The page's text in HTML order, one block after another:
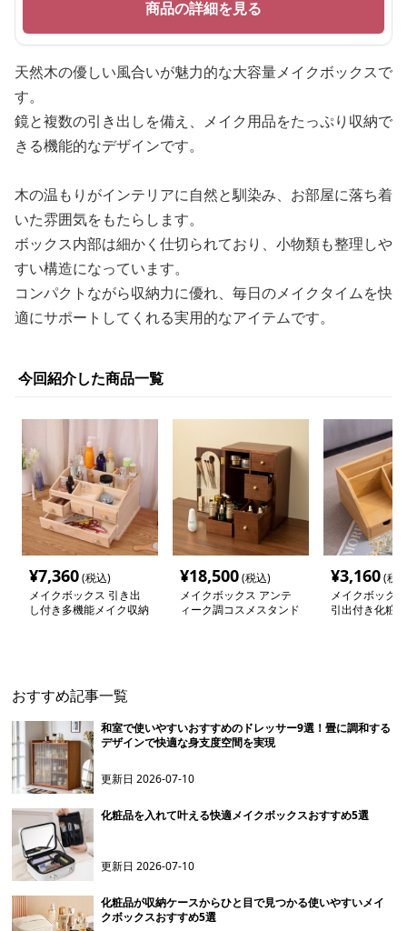
商品の詳細を見る
天然木の優しい風合いが魅力的な大容量メイクボックスで
す。
鏡と複数の引き出しを備え、メイク用品をたっぷり収納で
きる機能的なデザインです。
木の温もりがインテリアに自然と馴染み、お部屋に落ち着
いた雰囲気をもたらします。
ボックス内部は細かく仕切られており、小物類も整理しや
すい構造になっています。
コンパクトながら収納力に優れ、毎日のメイクタイムを快
適にサポートしてくれる実用的なアイテムです。
今回紹介した商品一覧
¥7,360(税込)
メイクボックス 引き出
し付き多機能メイク収納
¥18,500(税込)
メイクボックス アンテ
ィーク調コスメスタンド
¥3,160(税
メイクボック
引出付き化粧
おすすめ記事一覧
和室で使いやすいおすすめのドレッサー9選！畳に調和する
デザインで快適な身支度空間を実現
更新日2026-07-10
化粧品を入れて叶える快適メイクボックスおすすめ5選
更新日2026-07-10
化粧品が収納ケースからひと目で見つかる使いやすいメイ
クボックスおすすめ5選